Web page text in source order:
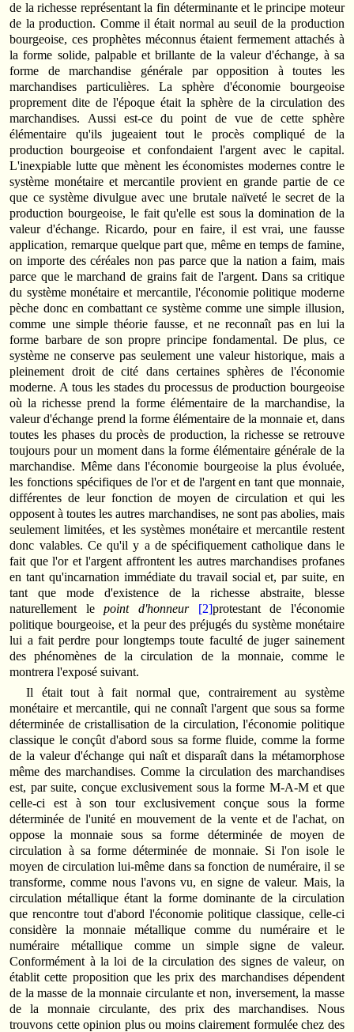
de la richesse représen­tant la fin déterminante et le principe moteur
de la production. Comme il était normal au seuil de la production
bourgeoise, ces prophètes méconnus étaient fermement attachés à
la forme solide, palpable et brillante de la valeur d'échange, à sa
forme de marchandise générale par oppo­si­tion à toutes les
marchandises particulières. La sphère d'économie bourgeoise
propre­ment dite de l'époque était la sphère de la circulation des
marchandises. Aussi est-ce du point de vue de cette sphère
élémentaire qu'ils jugeaient tout le procès compliqué de la
production bourgeoise et confondaient l'argent avec le capital.
L'inexpiable lutte que mènent les écono­mistes modernes contre le
système monétaire et mercantile provient en grande partie de ce
que ce système divulgue avec une brutale naïveté le secret de la
production bourgeoise, le fait qu'elle est sous la domination de la
valeur d'échange. Ricardo, pour en faire, il est vrai, une fausse
application, remarque quelque part que, même en temps de famine,
on importe des céréales non pas parce que la nation a faim, mais
parce que le marchand de grains fait de l'argent. Dans sa critique
du système monétaire et mercantile, l'économie politique moderne
pèche donc en combattant ce système comme une simple illusion,
comme une simple théorie fausse, et ne reconnaît pas en lui la
forme barbare de son propre principe fondamental. De plus, ce
système ne conserve pas seulement une valeur historique, mais a
pleinement droit de cité dans certaines sphères de l'économie
moderne. A tous les stades du processus de production bourgeoise
où la richesse prend la forme élémentaire de la marchandise, la
valeur d'échange prend la forme élémentaire de la monnaie et, dans
toutes les phases du procès de production, la richesse se retrouve
toujours pour un moment dans la forme élémentaire générale de la
marchandise. Même dans l'économie bourgeoise la plus évoluée,
les fonctions spécifiques de l'or et de l'argent en tant que monnaie,
différentes de leur fonction de moyen de circulation et qui les
opposent à toutes les autres marchandises, ne sont pas abolies, mais
seulement limitées, et les systèmes monétaire et mercantile restent
donc valables. Ce qu'il y a de spécifiquement catholique dans le
fait que l'or et l'argent affrontent les autres marchan­dises profanes
en tant qu'incarnation immédiate du travail social et, par suite, en
tant que mode d'existence de la richesse abstraite, blesse
naturellement lepoint d'honneur [2]protestant de l'économie
politique bourgeoise, et la peur des préjugés du système monétaire
lui a fait perdre pour longtemps toute faculté de juger sainement
des phénomènes de la circulation de la monnaie, comme le
montrera l'exposé suivant.
Il était tout à fait normal que, contrairement au système
monétaire et mercantile, qui ne connaît l'argent que sous sa forme
déterminée de cristallisation de la circulation, l'économie politique
classique le conçût d'abord sous sa forme fluide, comme la forme
de la valeur d'échan­ge qui naît et disparaît dans la métamorphose
même des marchandises. Comme la circu­lation des marchandises
est, par suite, conçue exclusivement sous la forme M-A-M et que
celle-ci est à son tour exclusivement conçue sous la forme
déterminée de l'unité en mouvement de la vente et de l'achat, on
oppose la monnaie sous sa forme détermi­née de moyen de
circulation à sa forme déterminée de monnaie. Si l'on isole le
moyen de circulation lui-même dans sa fonction de numéraire, il se
transforme, comme nous l'avons vu, en signe de valeur. Mais, la
circulation métallique étant la forme dominante de la circulation
que rencontre tout d'abord l'économie politique classique, celle-ci
considère la monnaie métalli­que comme du numéraire et le
numéraire métallique comme un simple signe de valeur.
Conformément à la loi de la circulation des signes de valeur, on
établit cette proposi­tion que les prix des marchandises dépendent
de la masse de la monnaie circulante et non, inverse­ment, la masse
de la monnaie circulante, des prix des marchandises. Nous
trouvons cette opinion plus ou moins clairement formulée chez des